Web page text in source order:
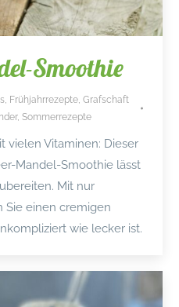
Smoothie
, Frühjahrrezepte, Grafschaft
, Sommerrezepte
vielen Vitaminen: Dieser
Mandel-Smoothie lässt
Mit nur
Sie einen cremigen
wie lecker ist.